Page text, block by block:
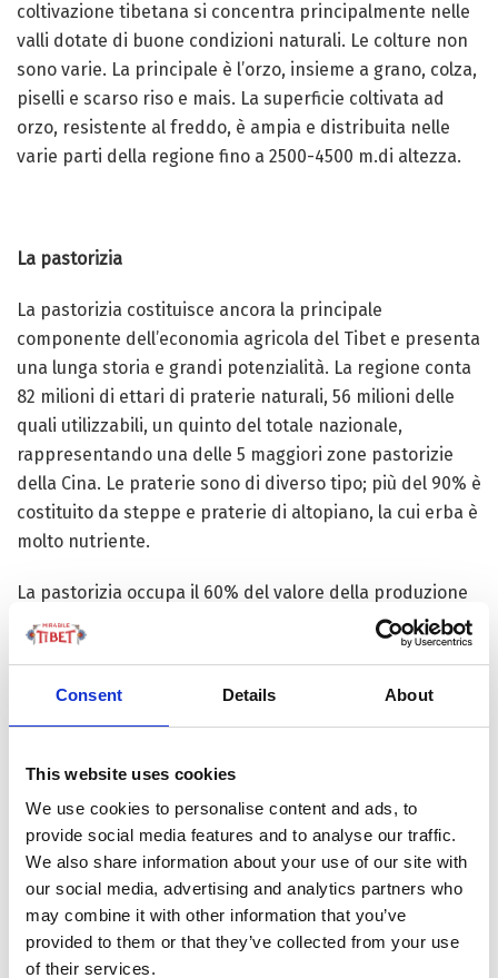
Consent Details About
This website uses cookies
We use cookies to personalise content and ads, to
provide social media features and to analyse our traffic.
We also share information about your use of our site with
our social media, advertising and analytics partners who
may combine it with other information that you’ve
provided to them or that they’ve collected from your use
of their services.
coltivazione tibetana si concentra principalmente nelle
valli dotate di buone condizioni naturali. Le colture non
sono varie. La principale è l’orzo, insieme a grano, colza,
piselli e scarso riso e mais. La superficie coltivata ad
orzo, resistente al freddo, è ampia e distribuita nelle
varie parti della regione fino a 2500-4500 m.di altezza.
La pastorizia
La pastorizia costituisce ancora la principale
componente dell’economia agricola del Tibet e presenta
una lunga storia e grandi potenzialità. La regione conta
82 milioni di ettari di praterie naturali, 56 milioni delle
quali utilizzabili, un quinto del totale nazionale,
rappresentando una delle 5 maggiori zone pastorizie
della Cina. Le praterie sono di diverso tipo; più del 90% è
costituito da steppe e praterie di altopiano, la cui erba è
molto nutriente.
La pastorizia occupa il 60% del valore della produzione
agricola del Tibet. Il bestiame principale è costituito da
yak e pecore e capre tibetane, con un altissimo numero
dell’altopiano, con le caratteristiche di resistenza al
dell’altopiano”. Lo yak produce molto latte e carne e può
tibetana ha le caratteristiche di resistenza al freddo
rigido e all’aridità. L’allevamento della pecora tibetana
permette alte rese economiche ed è ampiamente
diffuso nella regione.